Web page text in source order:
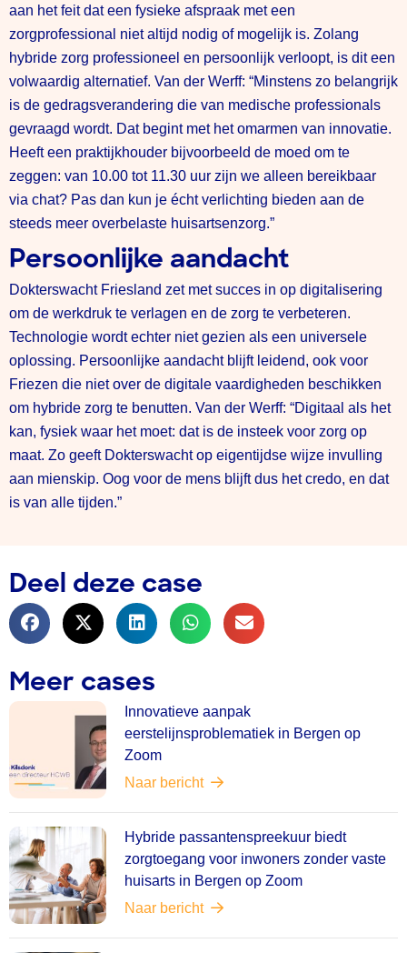
aan het feit dat een fysieke afspraak met een
zorgprofessional niet altijd nodig of mogelijk is. Zolang
hybride zorg professioneel en persoonlijk verloopt, is dit een
volwaardig alternatief. Van der Werff: “Minstens zo belangrijk
is de gedragsverandering die van medische professionals
gevraagd wordt. Dat begint met het omarmen van innovatie.
Heeft een praktijkhouder bijvoorbeeld de moed om te
zeggen: van 10.00 tot 11.30 uur zijn we alleen bereikbaar
via chat? Pas dan kun je écht verlichting bieden aan de
steeds meer overbelaste huisartsenzorg.”
Persoonlijke aandacht
Dokterswacht Friesland zet met succes in op digitalisering
om de werkdruk te verlagen en de zorg te verbeteren.
Technologie wordt echter niet gezien als een universele
oplossing. Persoonlijke aandacht blijft leidend, ook voor
Friezen die niet over de digitale vaardigheden beschikken
om hybride zorg te benutten. Van der Werff: “Digitaal als het
kan, fysiek waar het moet: dat is de insteek voor zorg op
maat. Zo geeft Dokterswacht op eigentijdse wijze invulling
aan mienskip. Oog voor de mens blijft dus het credo, en dat
is van alle tijden.”
Deel deze case
Meer cases
Innovatieve aanpak
eerstelijnsproblematiek in Bergen op
Zoom
Naar bericht
Hybride passantenspreekuur biedt
zorgtoegang voor inwoners zonder vaste
huisarts in Bergen op Zoom
Naar bericht